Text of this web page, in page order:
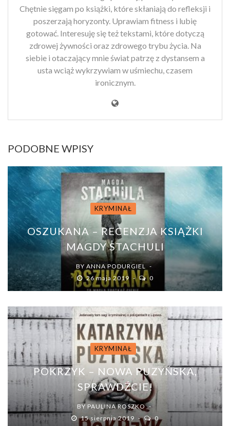
Chętnie sięgam po książki, które skłaniają do refleksji i
poszerzają horyzonty. Uprawiam fitness i lubię
gotować. Interesuję się też tekstami, które dotyczą
zdrowej żywności oraz zdrowego trybu życia. Na
siebie i otaczający mnie świat patrzę z dystansem a
usta wciąż wykrzywiam w uśmiechu, czasem
ironicznym.
PODOBNE WPISY
KRYMINAŁ
OSZUKANA – RECENZJA KSIĄŻKI
MAGDY STACHULI
BY ANNA PODURGIEL
26 maja 2019
0
KRYMINAŁ
POKRZYK – NOWA PUZYŃSKA,
SPRAWDŹCIE!
BY PAULINA ROSZKO
15 sierpnia 2019
0